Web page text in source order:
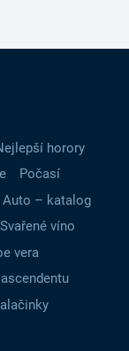
horory
Počasí
Auto – katalog
Svařené víno
vera